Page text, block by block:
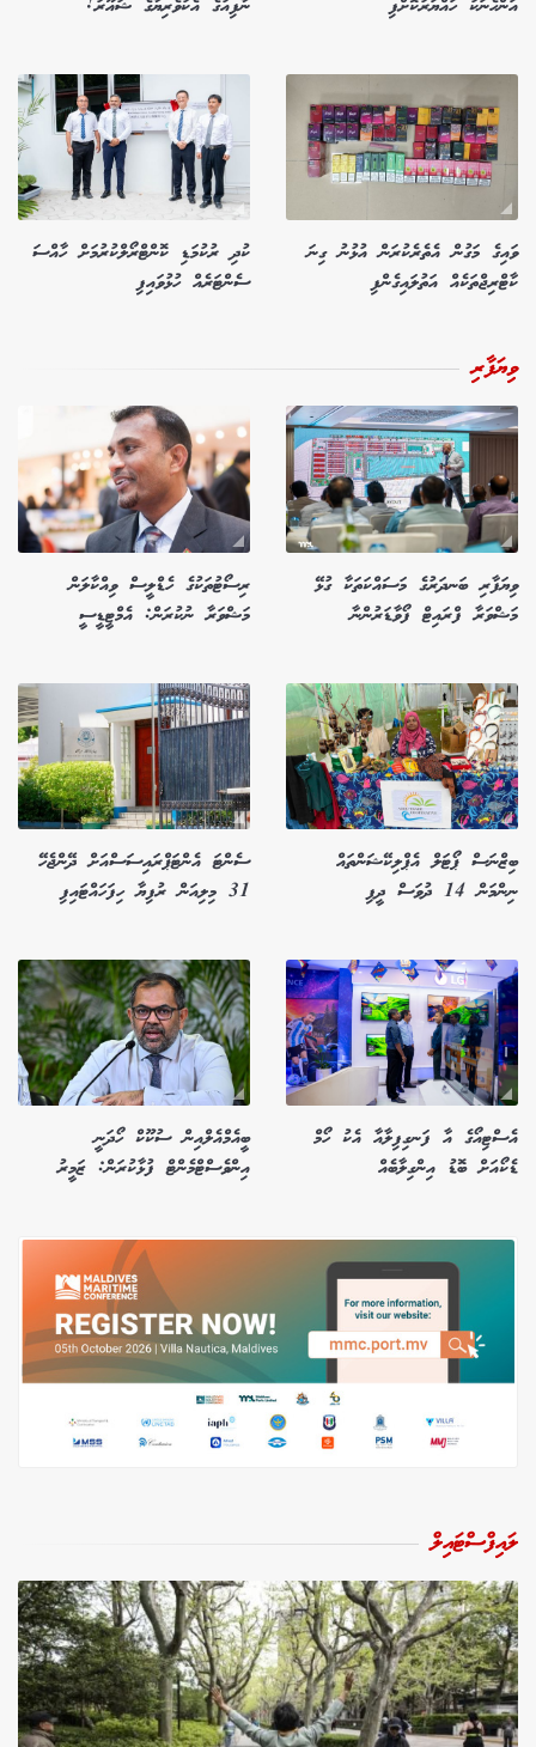
އަންހެނަކު ހައްޔަރުކޮށްފި
ނާފިއުގެ އެކުވެރިޔާގެ ޝުއޫރު!
ވައިގެ މަގުން އެތެރެކުރަން އުޅުނު ގިނަ
ކާޓްރިޖްތަކެއް އަތުލައިގެންފި
ކުދި ރުކުމަޑި ކޮންޓްރޯލްކުރުމަށް ހާއްސަ
ސެންޓަރެއް ހުޅުވައިފި
ވިޔަފާރި
ވިޔަފާރި ބަނދަރުގެ މަސައްކަތަކާ ގުޅޭ
މަޝްވަރާ ފްރައިޓް ފޯވާޑަރުންނާ
ރިސޯޓުތަކުގެ ހެޑްލީސް ވިއްކާލަން
މަޝްވަރާ ނުކުރަން: އެމްޓީޑީސީ
ބިޒްނަސް ޕޯޓަލް އެޕްލިކޭޝަންތައް
ނިންމަން 14 ދުވަސް ދީފި
ސެންޓަ އެންޓަޕްރައިސަސްއަށް ދޭންޖެހޭ
31 މިލިއަން ރުފިޔާ ހިފަހައްޓައިފި
އެސްޓިއޯގެ އާ ފަނގިފިލާއާ އެކު ހޯމް
ޑެކޯއަށް ބޮޑު އިންގިލާބެއް
ބީއެމްއެލްއިން ސުކޫކް ހޯދަނީ
އިންވެސްޓްމެންޓް ފުޅާކުރަން: ޒަމީރު
ލައިފްސްޓައިލް